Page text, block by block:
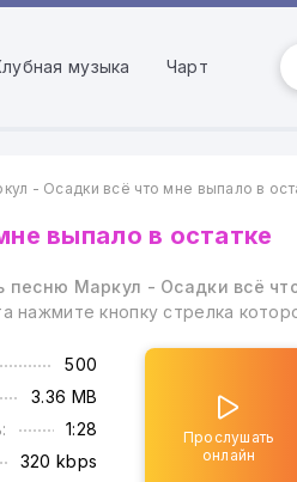
музыка Чарт
- Осадки всё что мне выпало в
выпало в остатке
песню Маркул - Осадки всё
нажмите кнопку стрелка
500
3.36 MB
1:28
320 kbps
Прослушать
онлайн